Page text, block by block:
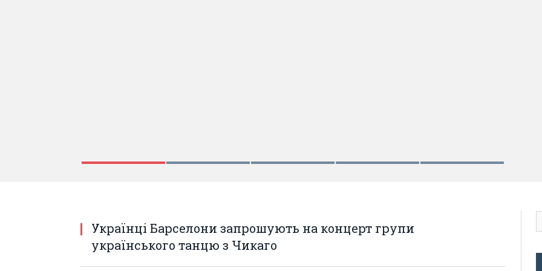
Українці Барселони запрошують на концерт групи
українського танцю з Чикаго